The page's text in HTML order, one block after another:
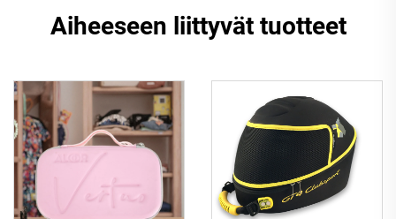
Aiheeseen liittyvät tuotteet